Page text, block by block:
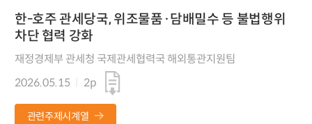
한-호주 관세당국, 위조물품·담배밀수 등 불법행위
차단 협력 강화
재정경제부 관세청 국제관세협력국 해외통관지원팀
2026.05.15
2p
관련주제시계열